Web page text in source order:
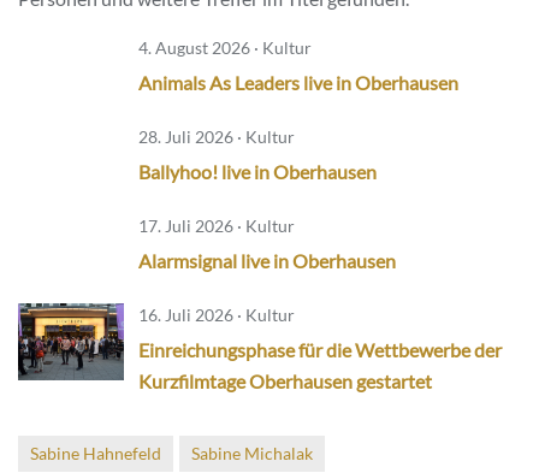
4. August 2026 · Kultur
Animals As Leaders live in Oberhausen
28. Juli 2026 · Kultur
Ballyhoo! live in Oberhausen
17. Juli 2026 · Kultur
Alarmsignal live in Oberhausen
16. Juli 2026 · Kultur
Einreichungsphase für die Wettbewerbe der
Kurzfilmtage Oberhausen gestartet
Sabine Hahnefeld Sabine Michalak